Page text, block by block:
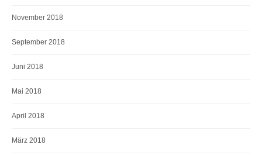
November 2018
September 2018
Juni 2018
Mai 2018
April 2018
März 2018